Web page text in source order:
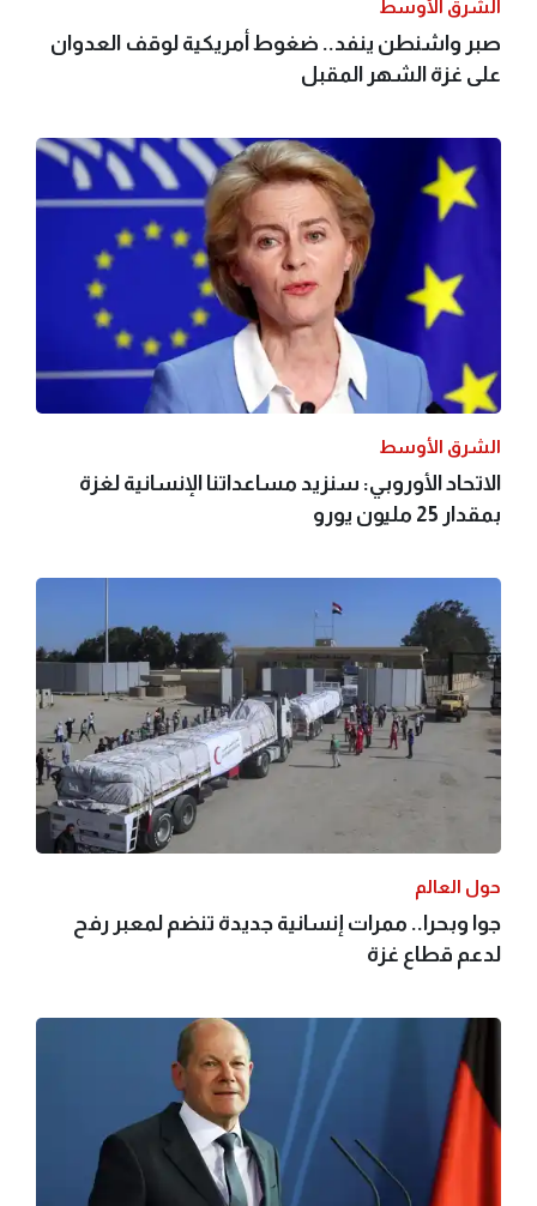
الشرق الأوسط
صبر واشنطن ينفد.. ضغوط أمريكية لوقف العدوان
على غزة الشهر المقبل
الشرق الأوسط
الاتحاد الأوروبي: سنزيد مساعداتنا الإنسانية لغزة
بمقدار 25 مليون يورو
حول العالم
جوا وبحرا.. ممرات إنسانية جديدة تنضم لمعبر رفح
لدعم قطاع غزة